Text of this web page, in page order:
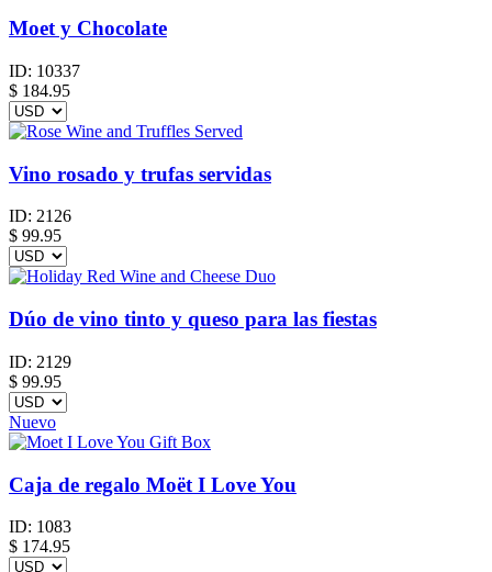
Moet y Chocolate
ID: 10337
$ 184.95
Vino rosado y trufas servidas
ID: 2126
$ 99.95
Dúo de vino tinto y queso para las fiestas
ID: 2129
$ 99.95
Nuevo
Caja de regalo Moët I Love You
ID: 1083
$ 174.95